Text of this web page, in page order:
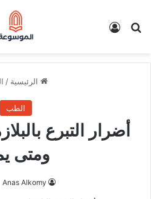
بحث عن
الرئيسية /
الطب
أضرار التبرع
ومتى
Anas Alkomy